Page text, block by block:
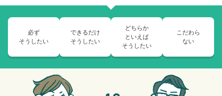
必ず
そうしたい
できるだけ
そうしたい
どちらか
といえば
そうしたい
こだわら
ない